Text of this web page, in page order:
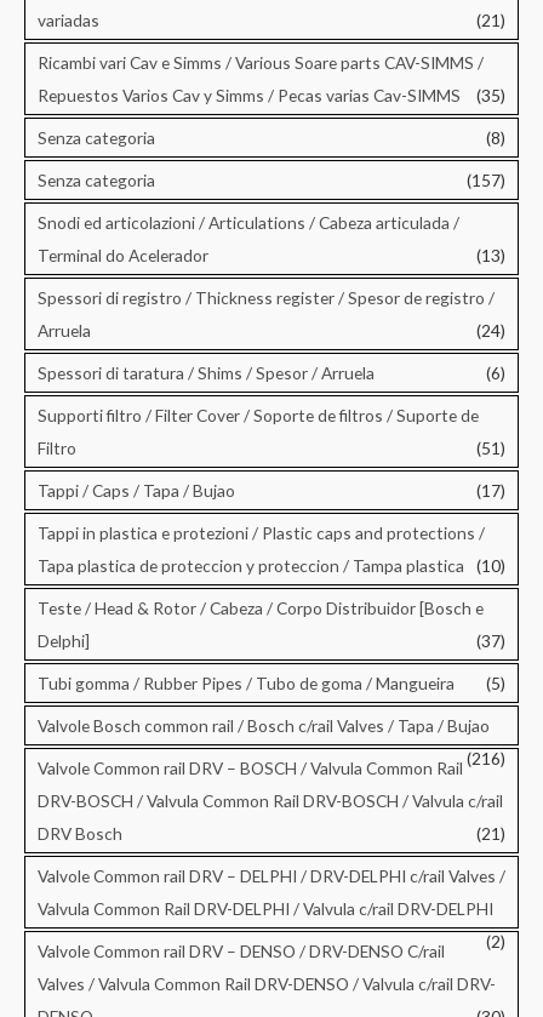
variadas
(21)
Ricambi vari Cav e Simms / Various Soare parts CAV-SIMMS /
Repuestos Varios Cav y Simms / Pecas varias Cav-SIMMS
(35)
Senza categoria (8)
Senza categoria (157)
Snodi ed articolazioni / Articulations / Cabeza articulada /
Terminal do Acelerador
(13)
Spessori di registro / Thickness register / Spesor de registro /
Arruela
(24)
Spessori di taratura / Shims / Spesor / Arruela (6)
Supporti filtro / Filter Cover / Soporte de filtros / Suporte de
Filtro
(51)
Tappi / Caps / Tapa / Bujao (17)
Tappi in plastica e protezioni / Plastic caps and protections /
Tapa plastica de proteccion y proteccion / Tampa plastica
(10)
Teste / Head & Rotor / Cabeza / Corpo Distribuidor [Bosch e
Delphi]
(37)
Tubi gomma / Rubber Pipes / Tubo de goma / Mangueira (5)
Valvole Bosch common rail / Bosch c/rail Valves / Tapa / Bujao
(216)
Valvole Common rail DRV – BOSCH / Valvula Common Rail
DRV-BOSCH / Valvula Common Rail DRV-BOSCH / Valvula c/rail
DRV Bosch
(21)
Valvole Common rail DRV – DELPHI / DRV-DELPHI c/rail Valves /
Valvula Common Rail DRV-DELPHI / Valvula c/rail DRV-DELPHI
(2)
Valvole Common rail DRV – DENSO / DRV-DENSO C/rail
Valves / Valvula Common Rail DRV-DENSO / Valvula c/rail DRV-